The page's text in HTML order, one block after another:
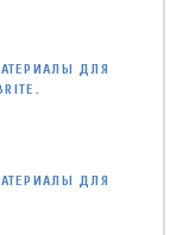
ДЛЯ
ДЛЯ